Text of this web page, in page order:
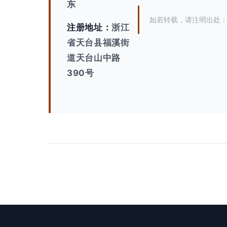
东
注册地址：浙江
省天台县福溪街
道天台山中路
390号
如若转载，请注明出处